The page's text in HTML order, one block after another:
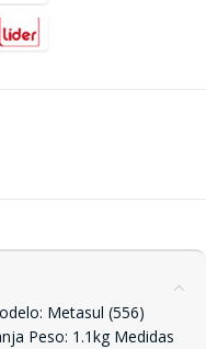
Metasul (556)
Peso: 1.1kg Medidas